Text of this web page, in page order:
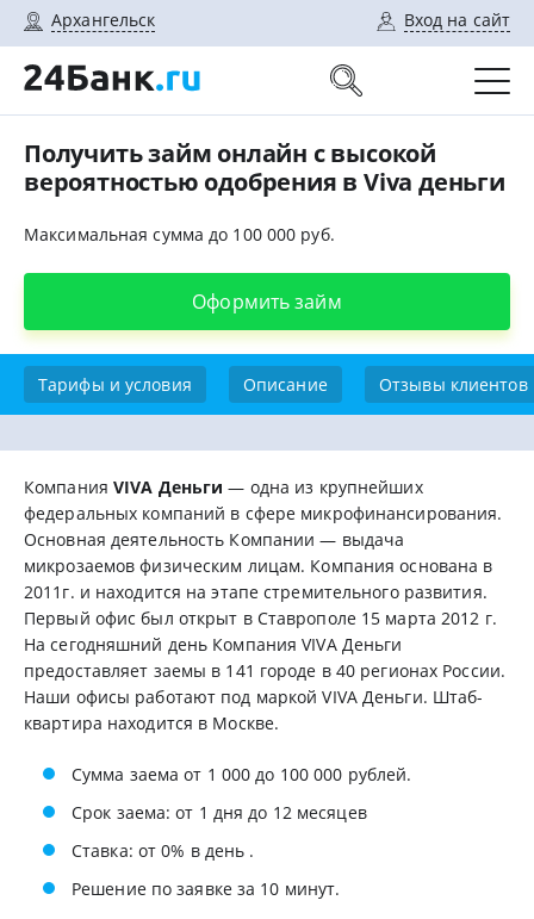
Архангельск Вход на сайт
Получить займ онлайн с высокой
вероятностью одобрения в Viva деньги
Максимальная сумма до 100 000 руб.
Оформить займ
Тарифы и условия Описание Отзывы клиентов
Компания VIVA Деньги — одна из крупнейших
федеральных компаний в сфере микрофинансирования.
Основная деятельность Компании — выдача
микрозаемов физическим лицам. Компания основана в
2011г. и находится на этапе стремительного развития.
Первый офис был открыт в Ставрополе 15 марта 2012 г.
На сегодняшний день Компания VIVA Деньги
предоставляет заемы в 141 городе в 40 регионах России.
Наши офисы работают под маркой VIVA Деньги. Штаб-
квартира находится в Москве.
Сумма заема от 1 000 до 100 000 рублей.
Срок заема: от 1 дня до 12 месяцев
Ставка: от 0% в день .
Решение по заявке за 10 минут.